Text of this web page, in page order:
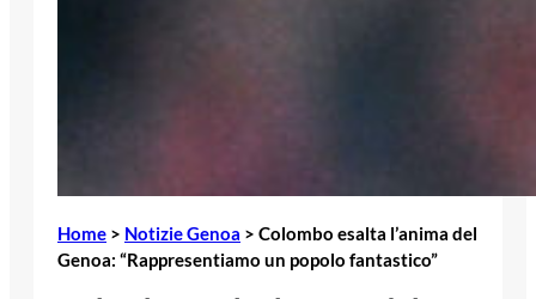
Home > Notizie Genoa > Colombo esalta l’anima del
Genoa: “Rappresentiamo un popolo fantastico”